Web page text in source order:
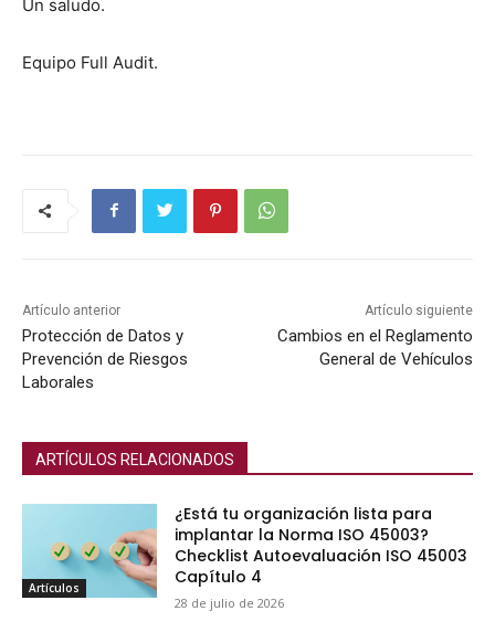
Un salu­do.
Equipo Full Audit.
Artículo anterior
Protección de Datos y
Prevención de Riesgos
Laborales
Artículo siguiente
Cambios en el Reglamento
General de Vehículos
ARTÍCULOS RELACIONADOS
Artículos
¿Está tu organización lista para
implantar la Norma ISO 45003?
Checklist Autoevaluación ISO 45003
Capítulo 4
28 de julio de 2026